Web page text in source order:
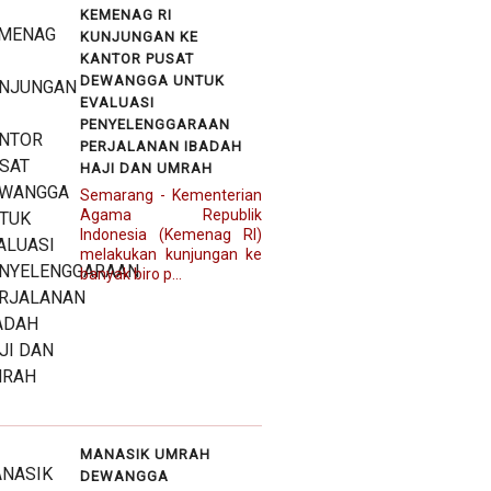
KEMENAG RI
KUNJUNGAN KE
KANTOR PUSAT
DEWANGGA UNTUK
EVALUASI
PENYELENGGARAAN
PERJALANAN IBADAH
HAJI DAN UMRAH
Semarang - Kementerian
Agama Republik
Indonesia (Kemenag RI)
melakukan kunjungan ke
banyak biro p...
MANASIK UMRAH
DEWANGGA